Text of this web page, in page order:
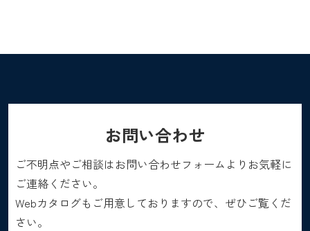
お問い合わせ
ご不明点やご相談はお問い合わせフォームよりお気軽に
ご連絡ください。
Webカタログもご用意しておりますので、ぜひご覧くだ
さい。